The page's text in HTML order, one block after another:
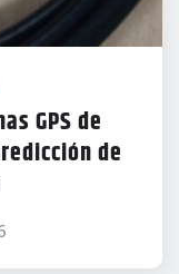
GPS de
de